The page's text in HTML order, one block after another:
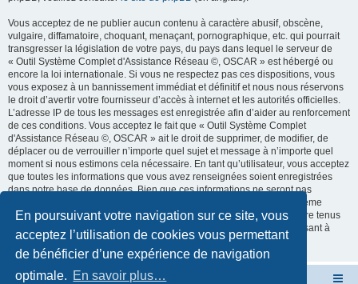
En poursuivant votre navigation sur ce site, vous
acceptez l’utilisation de cookies vous permettant
de bénéficier d’une expérience de navigation
optimale. En savoir plus…
Vous acceptez de ne publier aucun contenu à caractère abusif, obscène,
vulgaire, diffamatoire, choquant, menaçant, pornographique, etc. qui pourrait
transgresser la législation de votre pays, du pays dans lequel le serveur de
« Outil Système Complet d'Assistance Réseau ©, OSCAR » est hébergé ou
encore la loi internationale. Si vous ne respectez pas ces dispositions, vous
vous exposez à un bannissement immédiat et définitif et nous nous réservons
le droit d’avertir votre fournisseur d’accès à internet et les autorités officielles.
L’adresse IP de tous les messages est enregistrée afin d’aider au renforcement
de ces conditions. Vous acceptez le fait que « Outil Système Complet
d'Assistance Réseau ©, OSCAR » ait le droit de supprimer, de modifier, de
déplacer ou de verrouiller n’importe quel sujet et message à n’importe quel
moment si nous estimons cela nécessaire. En tant qu’utilisateur, vous acceptez
que toutes les informations que vous avez renseignées soient enregistrées
dans notre base de données. Bien que ces informations ne seront pas
diffusées à une tierce partie sans votre consentement, ni « Outil Système
Complet d'Assistance Réseau ©, OSCAR », ni phpBB, ne pourront être tenus
comme responsables en cas de tentative de piratage informatique visant à
compromettre vos données.
Site OSCAR Bienvenue sur le nouveau forum OSCAR